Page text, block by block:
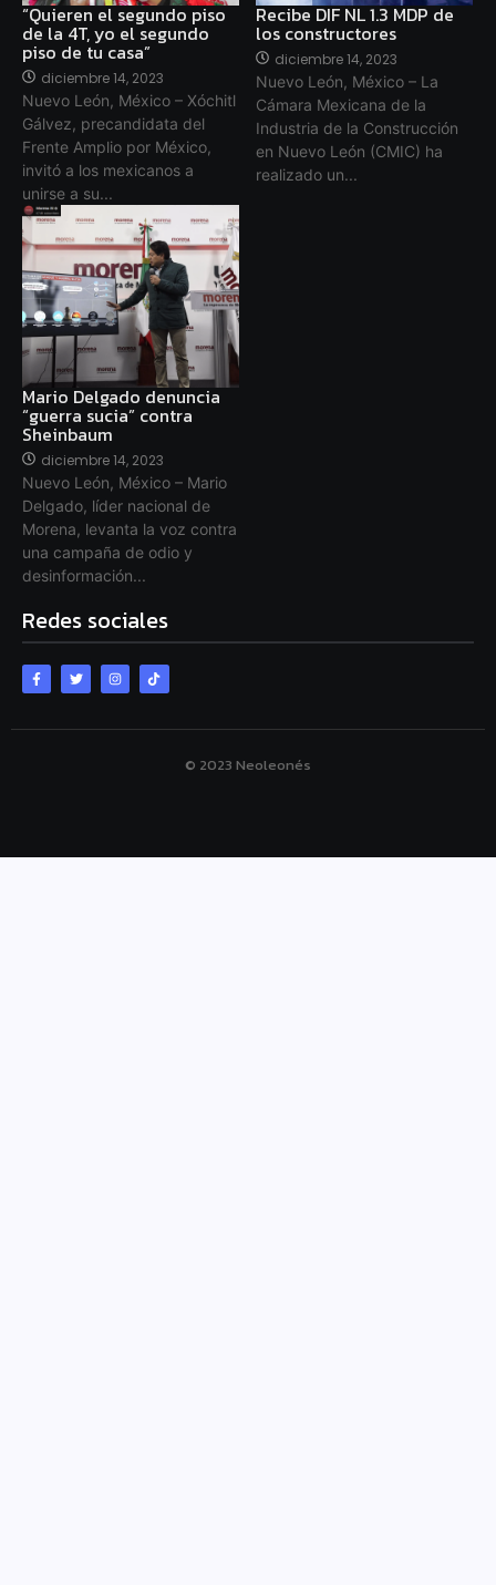
“Quieren el segundo piso
de la 4T, yo el segundo
piso de tu casa”
diciembre 14, 2023
Nuevo León, México – Xóchitl
Gálvez, precandidata del
Frente Amplio por México,
invitó a los mexicanos a
unirse a su...
Recibe DIF NL 1.3 MDP de
los constructores
diciembre 14, 2023
Nuevo León, México – La
Cámara Mexicana de la
Industria de la Construcción
en Nuevo León (CMIC) ha
realizado un...
Mario Delgado denuncia
“guerra sucia” contra
Sheinbaum
diciembre 14, 2023
Nuevo León, México – Mario
Delgado, líder nacional de
Morena, levanta la voz contra
una campaña de odio y
desinformación...
Redes sociales
© 2023 Neoleonés